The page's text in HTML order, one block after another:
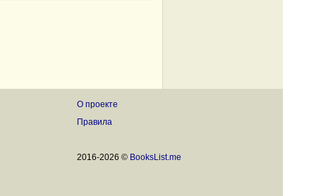
О проекте
Правила
2016-2026 © BooksList.me